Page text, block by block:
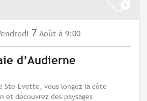
7 Août à 9:00
d’Audierne
Ste-Evette, vous longez la côte
et découvrez des paysages